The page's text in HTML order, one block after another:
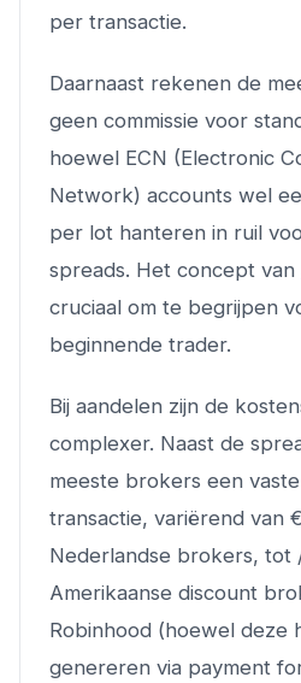
per transactie.
Daarnaast rekenen de
geen commissie voor
hoewel ECN (Electronic
Network) accounts wel
per lot hanteren in ruil
spreads. Het concept van
cruciaal om te begrijpen
beginnende trader.
Bij aandelen zijn de
complexer. Naast de
meeste brokers een
transactie, variërend van
Nederlandse brokers, tot
Amerikaanse discount
Robinhood (hoewel deze
genereren via payment